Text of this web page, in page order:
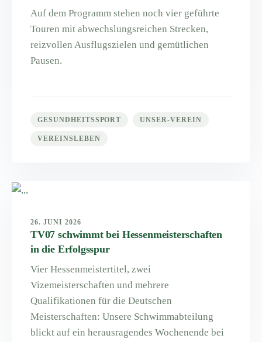
Auf dem Programm stehen noch vier geführte
Touren mit abwechslungsreichen Strecken,
reizvollen Ausflugszielen und gemütlichen
Pausen.
GESUNDHEITSSPORT UNSER-VEREIN
VEREINSLEBEN
26. JUNI 2026
TV07 schwimmt bei Hessenmeisterschaften
in die Erfolgsspur
Vier Hessenmeistertitel, zwei
Vizemeisterschaften und mehrere
Qualifikationen für die Deutschen
Meisterschaften: Unsere Schwimmabteilung
blickt auf ein herausragendes Wochenende bei